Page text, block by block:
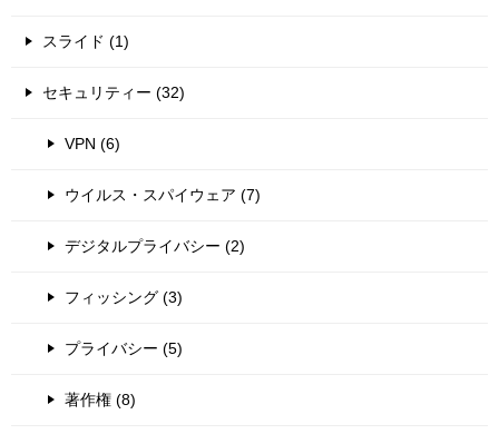
スライド (1)
セキュリティー (32)
VPN (6)
ウイルス・スパイウェア (7)
デジタルプライバシー (2)
フィッシング (3)
プライバシー (5)
著作権 (8)